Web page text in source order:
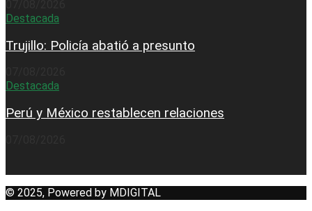
Destacada
Trujillo: Policía abatió a presunto
Destacada
Perú y México restablecen relaciones
© 2025, Powered by MDIGITAL